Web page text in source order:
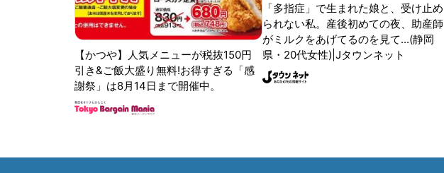
【かつや】人気メニューが税抜150円
引き&ご飯大盛り無料!お得すぎる「感
謝祭」は8月14日まで開催中。
「多指症」で生まれた娘と、受け止め
られない私。産後初めての夜、助産師
がミルクをあげてるのを見て...(静岡
県・20代女性)|Jタウンネット